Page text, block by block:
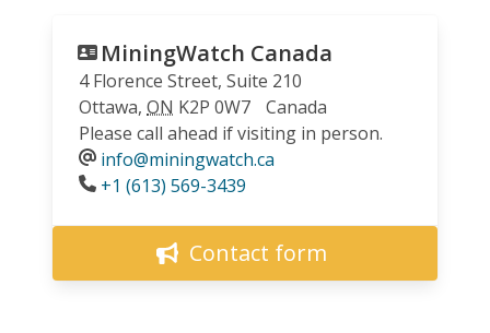
MiningWatch Canada
4 Florence Street, Suite 210
Ottawa, ON K2P 0W7
Canada
Please call ahead if visiting in person.
info@miningwatch.ca
Phone
+1 (613) 569-3439
Contact form